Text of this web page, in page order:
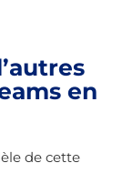
en
de cette